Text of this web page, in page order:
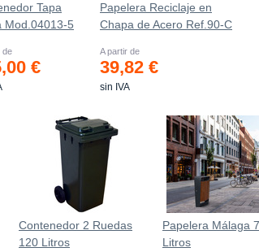
Tapa
Mod.04013-5
de
€
Papelera Reciclaje en
Chapa de Acero Ref.90-C
A partir de
39,82 €
sin IVA
Contenedor 2 Ruedas
120 Litros
Papelera Málaga
Litros